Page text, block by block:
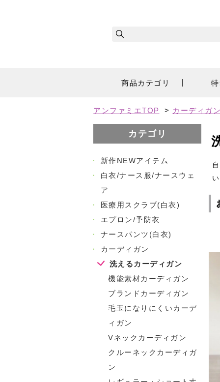
商品カテゴリ
アンファミエTOP > カーディガン
カテゴリ
・
新作NEWアイテム
・
白衣/ナース服/ナースウェ
ア
・
医療用スクラブ(白衣)
・
エプロン/予防衣
・
ナースパンツ(白衣)
・
カーディガン
洗えるカーディガン
機能素材カーディガン
ブランドカーディガン
毛玉になりにくいカーデ
ィガン
Vネックカーディガン
クルーネックカーディガ
ン